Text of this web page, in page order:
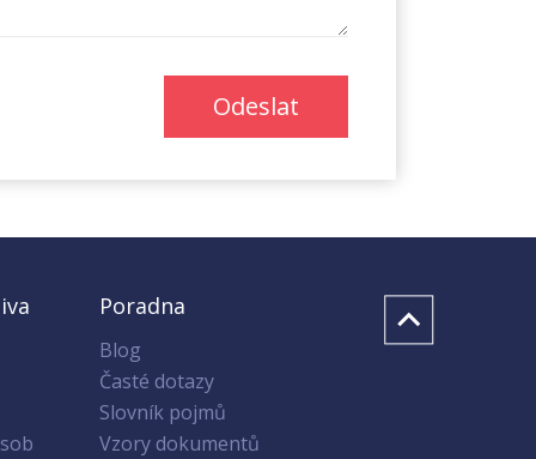
Odeslat
Poradna
Blog
Časté dotazy
Slovník pojmů
Vzory dokumentů